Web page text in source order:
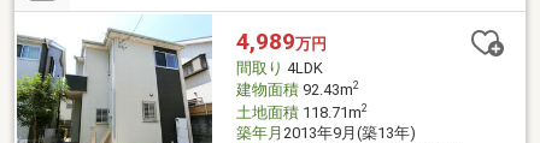
坦、和室、床下収納、浴室に窓、ＴＶモニタ付インターホン、南
西向き、ウォークインクローゼット、都市ガス、平坦地
4,989万円
間取り 4LDK
建物面積92.43m2
土地面積118.71m2
築年月 2013年9月(築13年)